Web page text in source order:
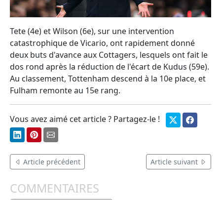
Tete (4e) et Wilson (6e), sur une intervention
catastrophique de Vicario, ont rapidement donné
deux buts d'avance aux Cottagers, lesquels ont fait le
dos rond après la réduction de l'écart de Kudus (59e).
Au classement, Tottenham descend à la 10e place, et
Fulham remonte au 15e rang.
Vous avez aimé cet article ? Partagez-le !
Article précédent Article suivant
COMMENTAIRES